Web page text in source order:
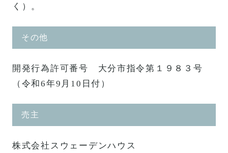
く）。
その他
開発行為許可番号 大分市指令第１９８３号
（令和6年9月10日付）
売主
株式会社スウェーデンハウス